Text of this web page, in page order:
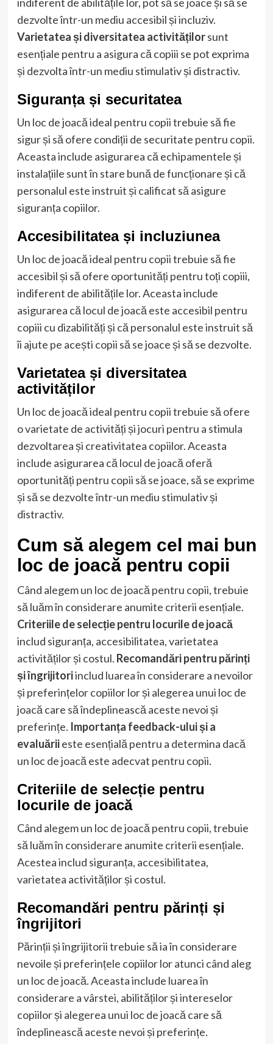
dezvolte într-un mediu accesibil și incluziv.
Varietatea și diversitatea activitățilorsunt
esențiale pentru a asigura că copiii se pot exprima
și dezvolta într-un mediu stimulativ și distractiv.
Siguranța și securitatea
Un loc de joacă ideal pentru copii trebuie să fie
sigur și să ofere condiții de securitate pentru copii.
Aceasta include asigurarea că echipamentele și
instalațiile sunt în stare bună de funcționare și că
personalul este instruit și calificat să asigure
siguranța copiilor.
Accesibilitatea și incluziunea
Un loc de joacă ideal pentru copii trebuie să fie
accesibil și să ofere oportunități pentru toți copiii,
indiferent de abilitățile lor. Aceasta include
asigurarea că locul de joacă este accesibil pentru
copiii cu dizabilități și că personalul este instruit să
îi ajute pe acești copii să se joace și să se dezvolte.
Varietatea și diversitatea
activităților
Un loc de joacă ideal pentru copii trebuie să ofere
o varietate de activități și jocuri pentru a stimula
dezvoltarea și creativitatea copiilor. Aceasta
include asigurarea că locul de joacă oferă
oportunități pentru copii să se joace, să se exprime
și să se dezvolte într-un mediu stimulativ și
distractiv.
Cum să alegem cel mai bun
loc de joacă pentru copii
Când alegem un loc de joacă pentru copii, trebuie
să luăm în considerare anumite criterii esențiale.
Criteriile de selecție pentru locurile de joacă
includ siguranța, accesibilitatea, varietatea
activităților și costul. Recomandări pentru părinți
și îngrijitoriinclud luarea în considerare a nevoilor
și preferințelor copiilor lor și alegerea unui loc de
joacă care să îndeplinească aceste nevoi și
preferințe. Importanța feedback-ului și a
evaluăriieste esențială pentru a determina dacă
un loc de joacă este adecvat pentru copii.
Criteriile de selecție pentru
locurile de joacă
Când alegem un loc de joacă pentru copii, trebuie
să luăm în considerare anumite criterii esențiale.
Acestea includ siguranța, accesibilitatea,
varietatea activităților și costul.
Recomandări pentru părinți și
îngrijitori
Părinții și îngrijitorii trebuie să ia în considerare
nevoile și preferințele copiilor lor atunci când aleg
un loc de joacă. Aceasta include luarea în
considerare a vârstei, abilităților și intereselor
copiilor și alegerea unui loc de joacă care să
îndeplinească aceste nevoi și preferințe.